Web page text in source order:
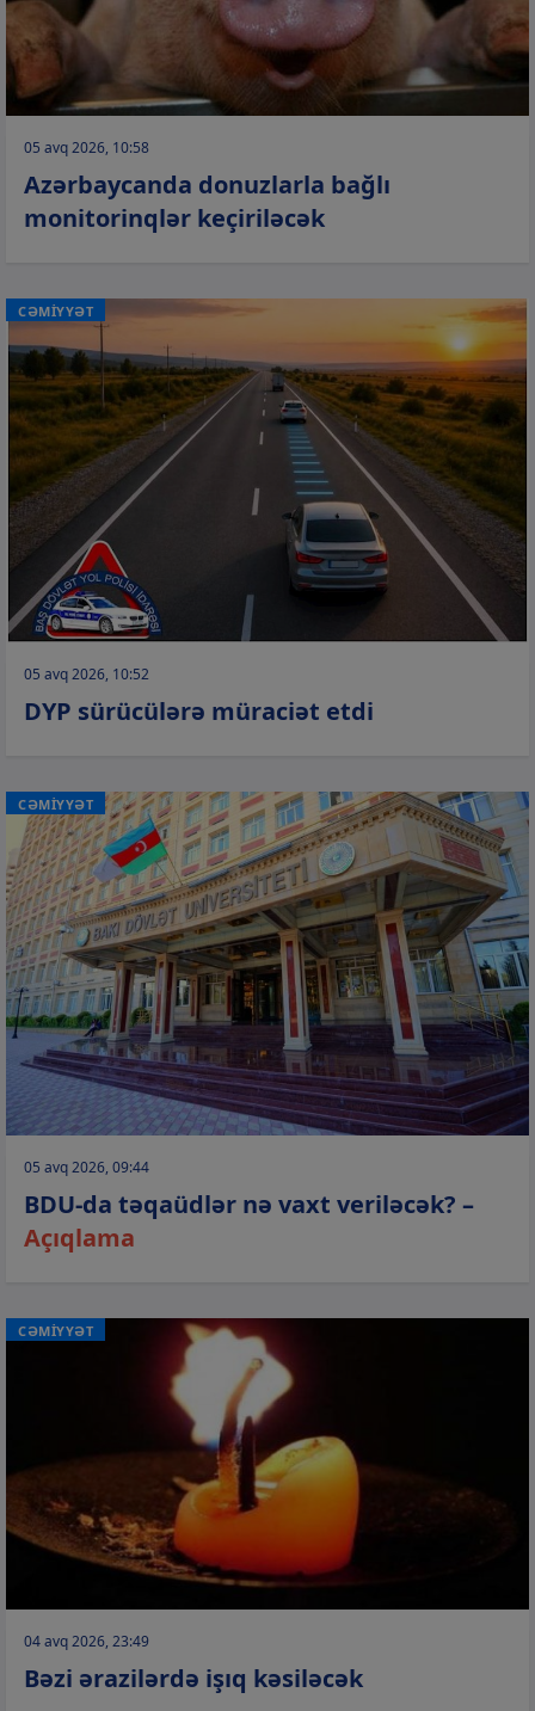
05 avq 2026, 10:58
Azərbaycanda donuzlarla bağlı
monitorinqlər keçiriləcək
CƏMİYYƏT
05 avq 2026, 10:52
DYP sürücülərə müraciət etdi
CƏMİYYƏT
05 avq 2026, 09:44
BDU-da təqaüdlər nə vaxt veriləcək? –
Açıqlama
CƏMİYYƏT
04 avq 2026, 23:49
Bəzi ərazilərdə işıq kəsiləcək